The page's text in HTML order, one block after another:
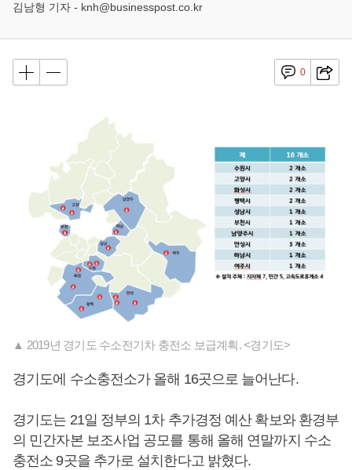
김남형 기자 - knh@businesspost.co.kr
0
▲ 2019년 경기도 수소전기차 충전소 보급계획. <경기도>
경기도에 수소충전소가 올해 16곳으로 늘어난다.
경기도는 21일 정부의 1차 추가경정 예산 확보와 환경부
의 민간자본 보조사업 공모를 통해 올해 연말까지 수소
충전소 9곳을 추가로 설치한다고 밝혔다.